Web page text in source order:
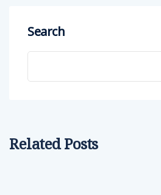
Search
Related Posts